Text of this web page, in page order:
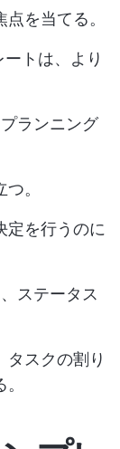
を当てる。
トは、より
ランニング
。
定を行うのに
ステータス
スクの割り